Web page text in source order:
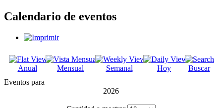
Calendario de eventos
Anual Mensual Semanal Hoy
Buscar
Eventos para
2026